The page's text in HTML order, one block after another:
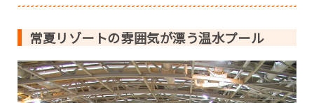
常夏リゾートの雰囲気が漂う温水プール